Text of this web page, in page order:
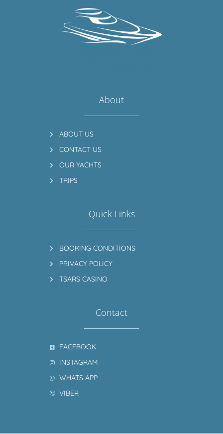
About
ABOUT US
CONTACT US
OUR YACHTS
TRIPS
Quick Links
BOOKING CONDITIONS
PRIVACY POLICY
TSARS CASINO
Contact
FACEBOOK
INSTAGRAM
WHATS APP
VIBER